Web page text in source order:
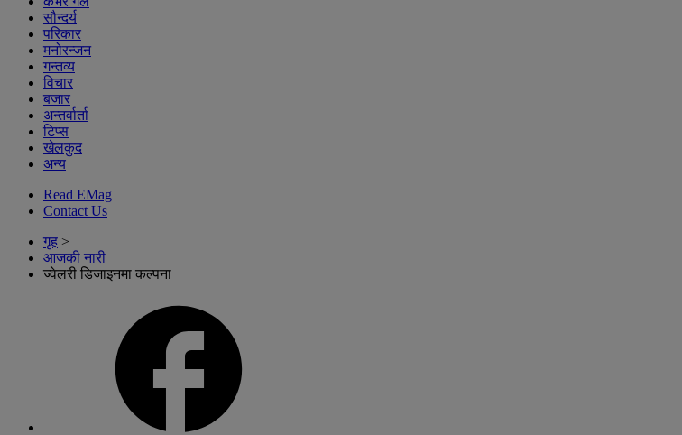
सौन्दर्य
परिकार
मनोरन्जन
गन्तव्य
विचार
बजार
अन्तर्वार्ता
टिप्स
खेलकुद
अन्य
Read EMag
Contact Us
गृह >
आजकी नारी
ज्वेलरी डिजाइनमा कल्पना